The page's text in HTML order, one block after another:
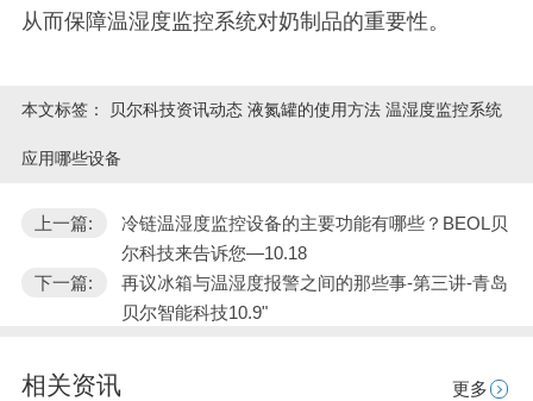
从而保障温湿度监控系统对奶制品的重要性。
本文标签： 贝尔科技资讯动态 液氮罐的使用方法 温湿度监控系统
应用哪些设备
上一篇:
冷链温湿度监控设备的主要功能有哪些？BEOL贝
尔科技来告诉您—10.18
下一篇:
再议冰箱与温湿度报警之间的那些事-第三讲-青岛
贝尔智能科技10.9"
相关资讯 更多